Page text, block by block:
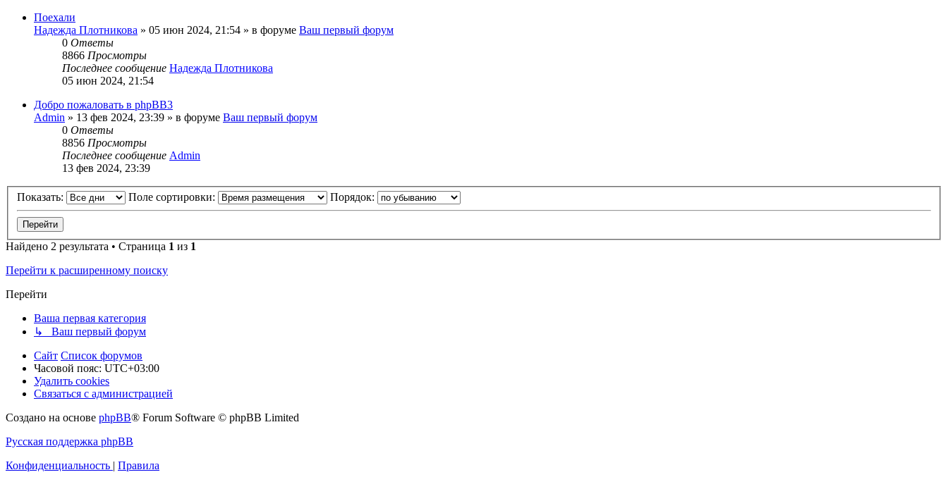
Поехали
Надежда Плотникова » 05 июн 2024, 21:54 » в форуме Ваш первый форум
0 Ответы
8866 Просмотры
Последнее сообщение Надежда Плотникова
05 июн 2024, 21:54
Добро пожаловать в phpBB3
Admin » 13 фев 2024, 23:39 » в форуме Ваш первый форум
0 Ответы
8856 Просмотры
Последнее сообщение Admin
13 фев 2024, 23:39
Показать: Поле сортировки: Порядок:
Найдено 2 результата • Страница 1 из 1
Перейти к расширенному поиску
Перейти
Ваша первая категория
↳ Ваш первый форум
Сайт Список форумов
Часовой пояс: UTC+03:00
Удалить cookies
Связаться с администрацией
Создано на основе phpBB® Forum Software © phpBB Limited
Русская поддержка phpBB
Конфиденциальность
Правила